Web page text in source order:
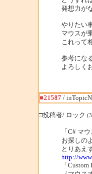
発想力が
やりたい
マウスが
これって
参考にな
よろしく
■21587/
□投稿者/ ロック
「C# マ
お探しの
とりあえ
http://
「